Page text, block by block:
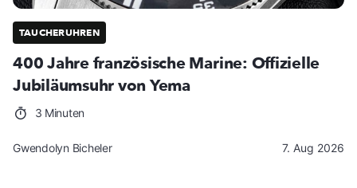
TAUCHERUHREN
400 Jahre französische Marine: Offizielle
Jubiläumsuhr von Yema
3 Minuten
Gwendolyn Bicheler 7. Aug 2026